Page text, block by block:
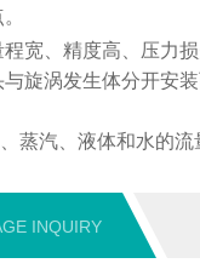
宽、精度高、压力
旋涡发生体分开安
蒸汽、液体和水的
INQUIRY